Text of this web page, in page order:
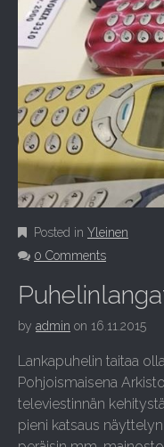
Posted in Yleinen
0 Comments
by admin on 16.11.2015
Lankapuhelin taitaa
Pohjoismaisena
televiestinnän
pieni katsaus